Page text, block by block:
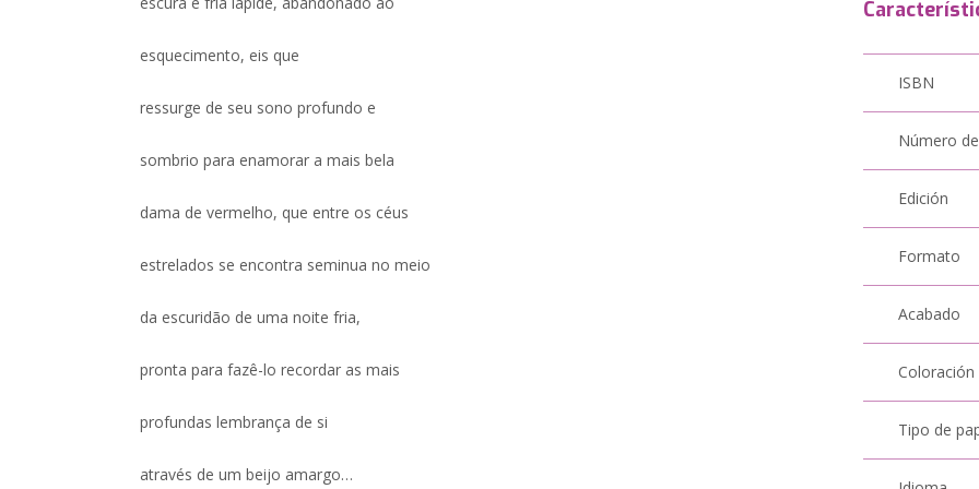
esquecimento, eis que
ressurge de seu sono profundo e
sombrio para enamorar a mais bela
dama de vermelho, que entre os céus
estrelados se encontra seminua no meio
da escuridão de uma noite fria,
pronta para fazê-lo recordar as mais
profundas lembrança de si
através de um beijo amargo…
ISBN
Número
Edición
Formato
Acabado
Coloración
Tipo de